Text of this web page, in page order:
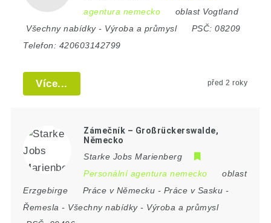
agentura nemecko
oblast Vogtland
Všechny nabídky- Výroba a průmysl PSČ:08209
Telefon: 420603142799
Více... před 2 roky
Zámečník – Großrückerswalde,
Německo
Starke Jobs Marienberg
Personální agentura nemecko
oblast
Erzgebirge
Práce v Německu - Práce v Sasku -
Řemesla - Všechny nabídky- Výroba a průmysl